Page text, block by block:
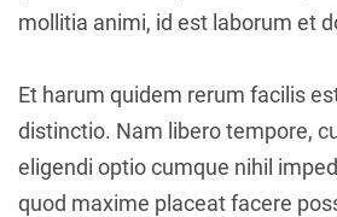
mollitia animi, id est laborum et
Et harum quidem rerum facilis
distinctio. Nam libero tempore,
eligendi optio cumque nihil
quod maxime placeat facere